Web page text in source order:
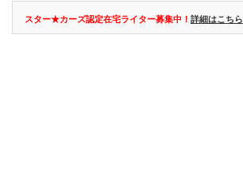
スター★カーズ認定在宅ライター募集中！ 詳細はこちら